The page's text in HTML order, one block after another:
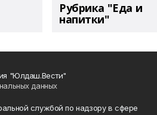
Рубрика "Еда и
напитки"
"Юлдаш.Вести"
данных
службой по надзору в сфере